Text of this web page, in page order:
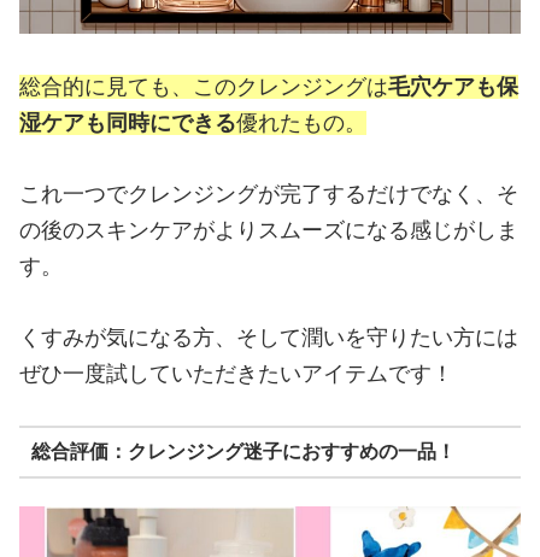
総合的に見ても、このクレンジングは毛穴ケアも保
湿ケアも同時にできる優れたもの。
これ一つでクレンジングが完了するだけでなく、そ
の後のスキンケアがよりスムーズになる感じがしま
す。
くすみが気になる方、そして潤いを守りたい方には
ぜひ一度試していただきたいアイテムです！
総合評価：クレンジング迷子におすすめの一品！